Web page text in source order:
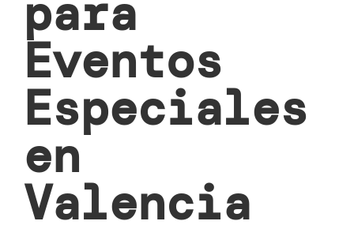
para
Eventos
Especiales
en
Valencia